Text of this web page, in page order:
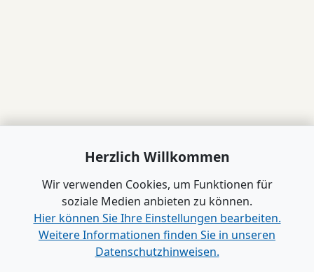
Herzlich Willkommen
Wir verwenden Cookies, um Funktionen für
soziale Medien anbieten zu können.
Hier können Sie Ihre Einstellungen bearbeiten.
Weitere Informationen finden Sie in unseren
Datenschutzhinweisen.